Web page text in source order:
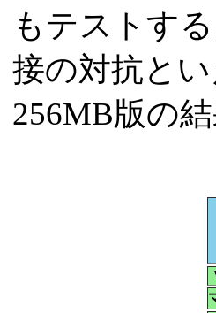
もテストす
接の対抗とい
256MB版の